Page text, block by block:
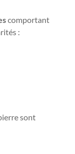
comportant
:
sont